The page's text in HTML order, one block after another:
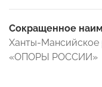
Сокращенное
Ханты-Мансийское
«ОПОРЫ РОССИИ»